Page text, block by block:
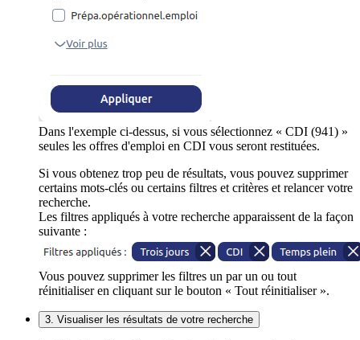
Dans l'exemple ci-dessus, si vous sélectionnez « CDI (941) »
seules les offres d'emploi en CDI vous seront restituées.
Si vous obtenez trop peu de résultats, vous pouvez supprimer
certains mots-clés ou certains filtres et critères et relancer votre
recherche.
Les filtres appliqués à votre recherche apparaissent de la façon
suivante :
Vous pouvez supprimer les filtres un par un ou tout
réinitialiser en cliquant sur le bouton « Tout réinitialiser ».
3. Visualiser les résultats de votre recherche